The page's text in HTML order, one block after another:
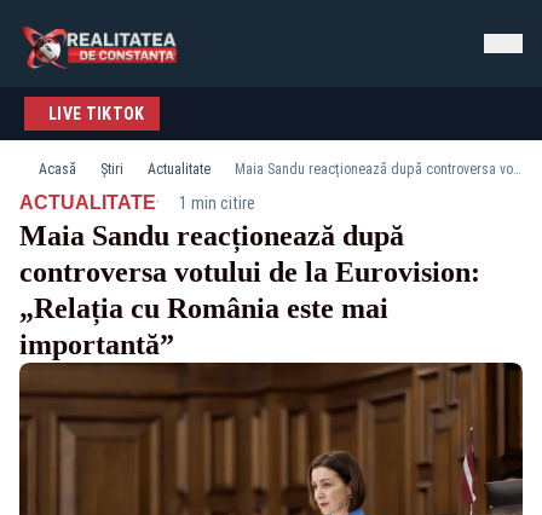
LIVE TIKTOK
Acasă Știri Actualitate Maia Sandu reacționează după controversa votului de la Eurovision: „Relația cu România este mai importantă”
ACTUALITATE· 1 min citire
Maia Sandu reacționează după
controversa votului de la Eurovision:
„Relația cu România este mai
importantă”